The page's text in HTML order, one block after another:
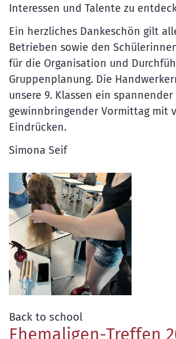
Interessen und Talente zu
Ein herzliches Dankeschön gilt
Betrieben sowie den
für die Organisation und
Gruppenplanung. Die
unsere 9. Klassen ein spannender
gewinnbringender Vormittag mit
Eindrücken.
Simona Seif
Back to school:
Ehemaligen-Treffen